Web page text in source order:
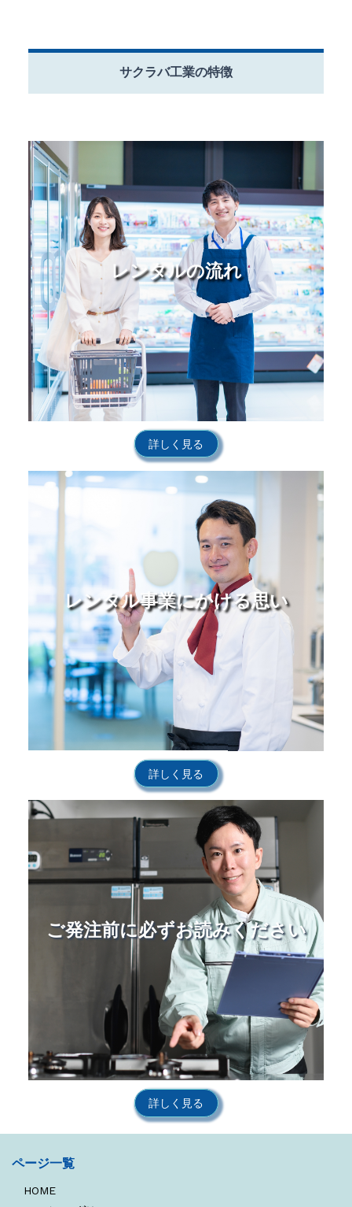
サクラバ工業の特徴
レンタルの流れ
詳しく見る
レンタル事業にかける思い
詳しく見る
ご発注前に必ずお読みください
詳しく見る
ページ一覧
HOME